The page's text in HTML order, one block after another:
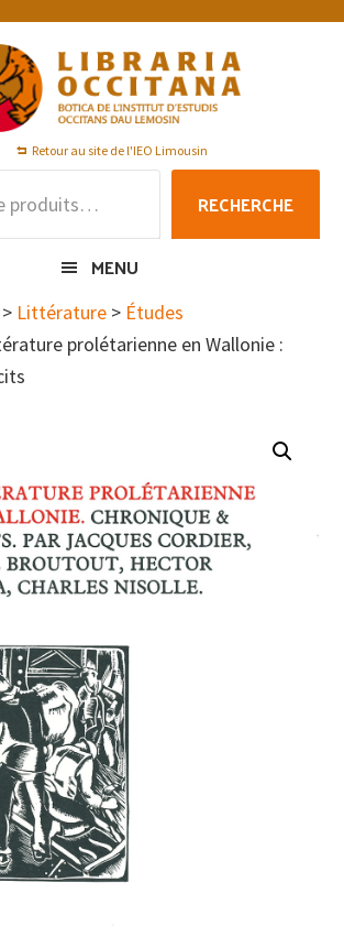
Retour au site de l'IEO Limousin
pour :
RECHERCHE
MENU
> Littérature > Études
prolétarienne en Wallonie :